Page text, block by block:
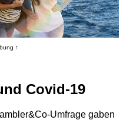
↑
Covid-19
Umfrage gaben